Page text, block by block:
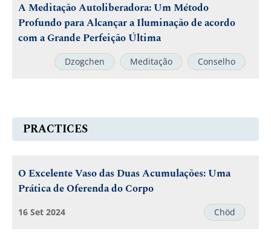
A Meditação Autoliberadora: Um Método
Profundo para Alcançar a Iluminação de acordo
com a Grande Perfeição Última
Dzogchen Meditação Conselho
PRACTICES
O Excelente Vaso das Duas Acumulações: Uma
Prática de Oferenda do Corpo
Chöd
16 Set 2024